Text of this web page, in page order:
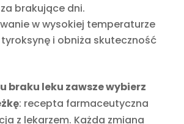
brakujące dni.
w wysokiej temperaturze
i obniża skuteczność
braku leku zawsze wybierz
: recepta farmaceutyczna
z lekarzem. Każda zmiana